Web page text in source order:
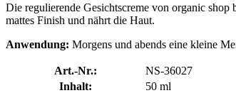
Die regulierende Gesichtscreme von organic
mattes Finish und nährt die Haut.
Anwendung: Morgens und abends eine kleine
Art.-Nr.:
NS-36027
Inhalt:
50 ml